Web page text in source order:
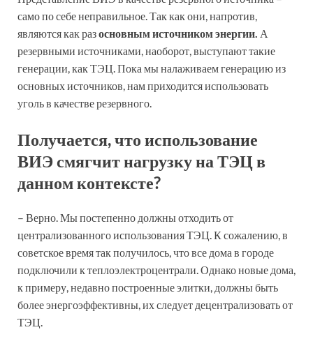
само по себе неправильное. Так как они, напротив,
являются как разосновным источником энергии. А
резервными источниками, наоборот, выступают такие
генерации, как ТЭЦ. Пока мы налаживаем генерацию из
основных источников, нам приходится использовать
уголь в качестве резервного.
Получается, что использование
ВИЭ смягчит нагрузку на ТЭЦ в
данном контексте?
– Верно. Мы постепенно должны отходить от
централизованного использования ТЭЦ. К сожалению, в
советское время так получилось, что все дома в городе
подключили к теплоэлектроцентрали. Однако новые дома,
к примеру, недавно построенные элитки, должны быть
более энергоэффективны, их следует децентрализовать от
ТЭЦ.